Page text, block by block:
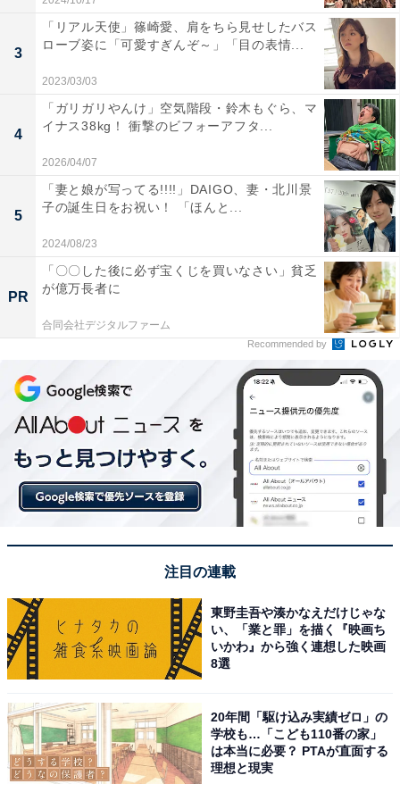
3
「リアル天使」篠崎愛、肩をちら見せしたバス
ローブ姿に「可愛すぎんぞ～」「目の表情...
2023/03/03
4
「ガリガリやんけ」空気階段・鈴木もぐら、マ
イナス38kg！ 衝撃のビフォーアフタ...
2026/04/07
5
「妻と娘が写ってる!!!!」DAIGO、妻・北川景
子の誕生日をお祝い！ 「ほんと...
2024/08/23
PR
「〇〇した後に必ず宝くじを買いなさい」貧乏
が億万長者に
合同会社デジタルファーム
Recommended by
注目の連載
東野圭吾や湊かなえだけじゃな
い、「業と罪」を描く『映画ち
いかわ』から強く連想した映画
8選
20年間「駆け込み実績ゼロ」の
学校も…「こども110番の家」
は本当に必要？ PTAが直面する
理想と現実